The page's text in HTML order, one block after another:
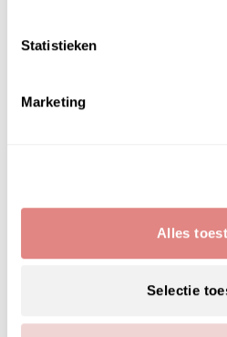
Statistieken
Marketing
Alles
Selectie
Bij PUUR Skin